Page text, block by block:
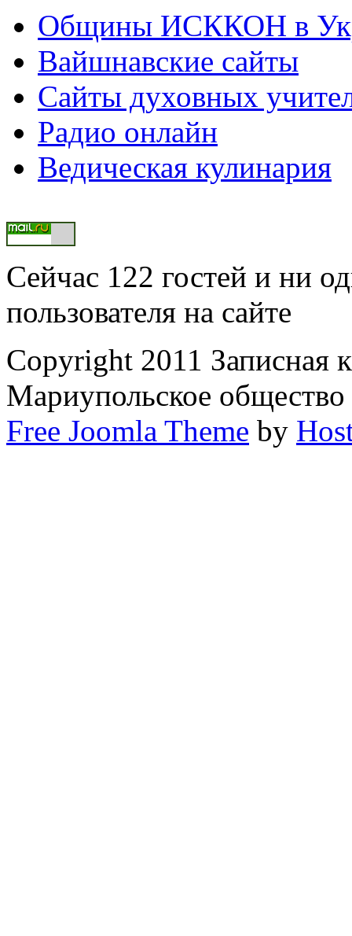
Общины ИСККОН в
Вайшнавские сайты
Сайты духовных
Радио онлайн
Ведическая кулинария
Сейчас 122 гостей и ни
пользователя на сайте
Copyright 2011 Записная
Мариупольское
Free Joomla Theme by